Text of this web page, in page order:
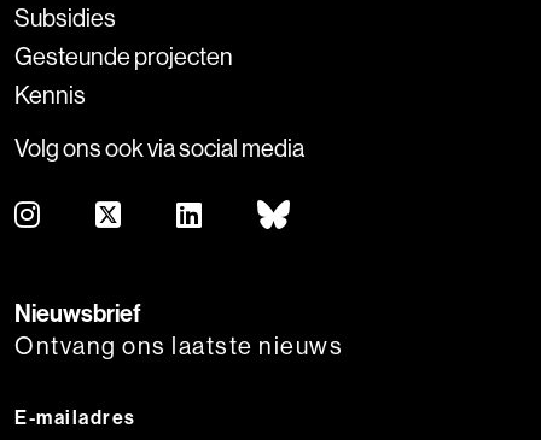
Subsidies
Gesteunde projecten
Kennis
Volg ons ook via social media
Nieuwsbrief
Ontvang ons laatste nieuws
E-mailadres